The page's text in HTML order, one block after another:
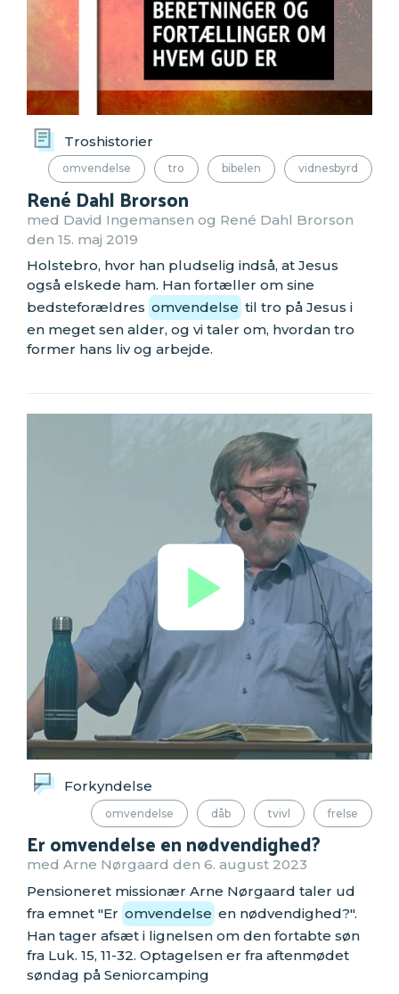
Troshistorier
omvendelse tro bibelen vidnesbyrd
René Dahl Brorson
med David Ingemansen og René Dahl Brorson
den 15. maj 2019
Holstebro, hvor han pludselig indså, at Jesus
også elskede ham. Han fortæller om sine
bedsteforældres omvendelse til tro på Jesus i
en meget sen alder, og vi taler om, hvordan tro
former hans liv og arbejde.
Forkyndelse
omvendelse dåb tvivl frelse
Er omvendelse en nødvendighed?
med Arne Nørgaard den 6. august 2023
Pensioneret missionær Arne Nørgaard taler ud
fra emnet "Er omvendelse en nødvendighed?".
Han tager afsæt i lignelsen om den fortabte søn
fra Luk. 15, 11-32. Optagelsen er fra aftenmødet
søndag på Seniorcamping